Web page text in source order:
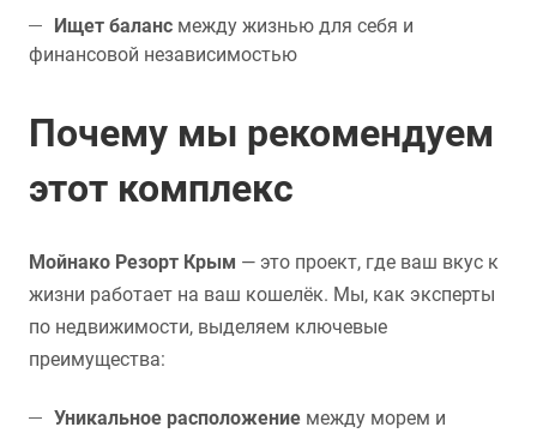
Ищет баланс между жизнью для себя и
финансовой независимостью
Почему мы рекомендуем
этот комплекс
Мойнако Резорт Крым — это проект, где ваш вкус к
жизни работает на ваш кошелёк. Мы, как эксперты
по недвижимости, выделяем ключевые
преимущества:
Уникальное расположение между морем и